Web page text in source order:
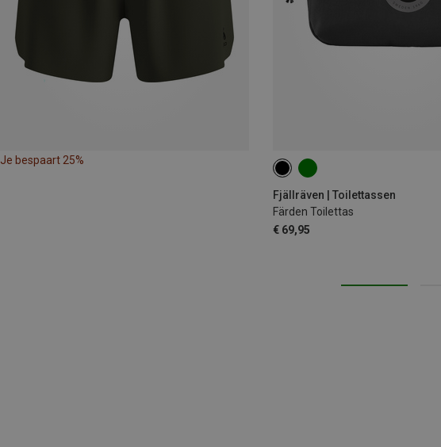
Je bespaart 25%
Fjällräven | Toilettassen
Färden Toilettas
€ 69,95
3L